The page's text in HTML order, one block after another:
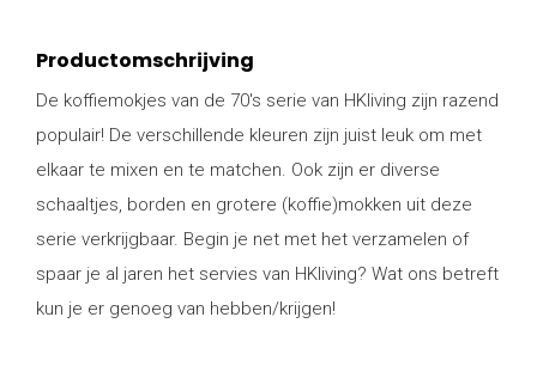
Productomschrijving
De koffiemokjes van de 70's serie van HKliving zijn razend
populair! De verschillende kleuren zijn juist leuk om met
elkaar te mixen en te matchen. Ook zijn er diverse
schaaltjes, borden en grotere (koffie)mokken uit deze
serie verkrijgbaar. Begin je net met het verzamelen of
spaar je al jaren het servies van HKliving? Wat ons betreft
kun je er genoeg van hebben/krijgen!